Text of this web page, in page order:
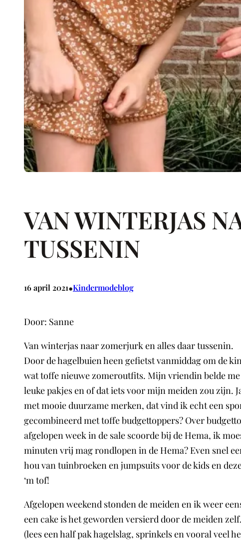
VAN WINTERJAS
TUSSENIN
16 april 2021•Kindermodeblog
Door: Sanne
Van winterjas naar zomerjurk en alles daar tussenin.
Door de hagelbuien heen gefietst vanmiddag om de
wat toffe nieuwe zomeroutfits. Mijn vriendin belde me
leuke pakjes en of dat iets voor mijn meiden zou zijn.
met mooie duurzame merken, dat vind ik echt een
gecombineerd met toffe budgettoppers? Over
afgelopen week in de sale scoorde bij de Hema, ik
minuten vrij mag rondlopen in de Hema? Even snel
hou van tuinbroeken en jumpsuits voor de kids en
‘m tof!
Afgelopen weekend stonden de meiden en ik weer
een cake is het geworden versierd door de meiden zelf.
(lees een half pak hagelslag, sprinkels en vooral veel